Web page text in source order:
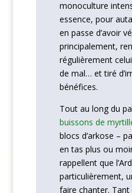
monoculture
essence, pour
en passe d’avoir
principalement,
régulièrement
de mal… et tiré
bénéfices.
Tout au long du
buissons de
blocs d’arkose –
en tas plus ou
rappellent que
particulièrement,
faire chanter.